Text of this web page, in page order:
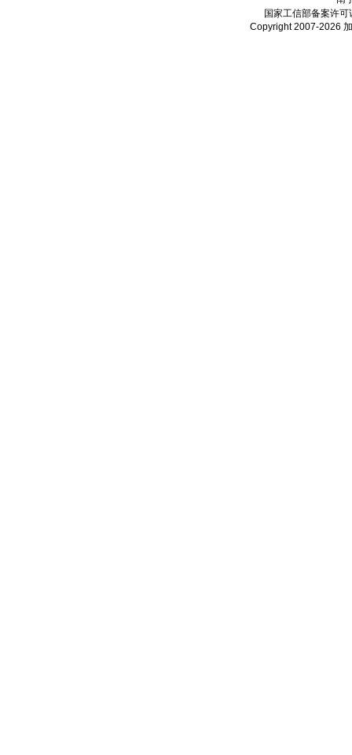
国家工信部备案许可
Copyright 2007-2026